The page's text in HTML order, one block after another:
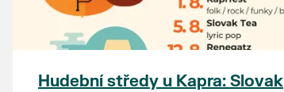
Hudební středy u Kapra: Slovak